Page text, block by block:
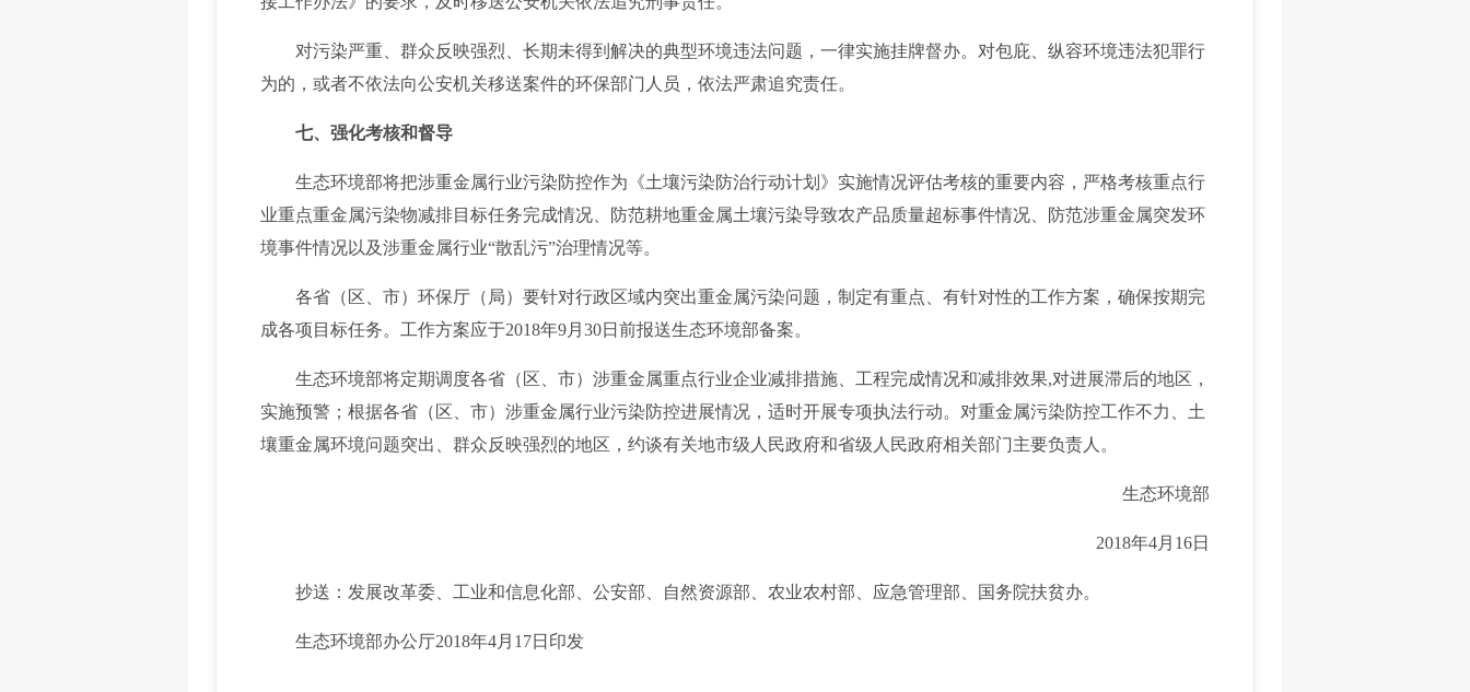
对污染严重、群众反映强烈、长期未得到解决的典型环境违法问题，一律实施挂牌督办。对包庇、纵容环境违法犯罪行
为的，或者不依法向公安机关移送案件的环保部门人员，依法严肃追究责任。
七、强化考核和督导
生态环境部将把涉重金属行业污染防控作为《土壤污染防治行动计划》实施情况评估考核的重要内容，严格考核重点行
业重点重金属污染物减排目标任务完成情况、防范耕地重金属土壤污染导致农产品质量超标事件情况、防范涉重金属突发环
境事件情况以及涉重金属行业“散乱污”治理情况等。
各省（区、市）环保厅（局）要针对行政区域内突出重金属污染问题，制定有重点、有针对性的工作方案，确保按期完
成各项目标任务。工作方案应于2018年9月30日前报送生态环境部备案。
生态环境部将定期调度各省（区、市）涉重金属重点行业企业减排措施、工程完成情况和减排效果,对进展滞后的地区，
实施预警；根据各省（区、市）涉重金属行业污染防控进展情况，适时开展专项执法行动。对重金属污染防控工作不力、土
壤重金属环境问题突出、群众反映强烈的地区，约谈有关地市级人民政府和省级人民政府相关部门主要负责人。
生态环境部
2018年4月16日
抄送：发展改革委、工业和信息化部、公安部、自然资源部、农业农村部、应急管理部、国务院扶贫办。
生态环境部办公厅2018年4月17日印发